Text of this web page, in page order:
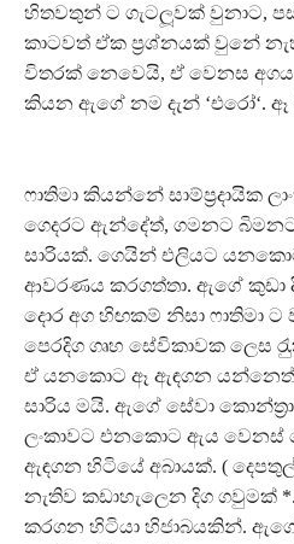
හිතවතුන් ට ගැටලූවක් වුනාට,
කාටවත් ඒක ප‍්‍රශ්නයක් වුනේ
විතරක් නෙවෙයි, ඒ වෙනස
කියන ඇගේ නම දැන් ‘එරෝ‘.
ෆාතිමා කියන්නේ සාම්ප‍්‍රදායික
ගෙදරට ඇන්දේත්, ගමනට
සාරියක්. ගෙයින් එලියට
ආවරණය කරගත්තා. ඇගේ කුඩා
දොර අග හිඟකම් නිසා ෆාතිමා ට
පෙරදිග ගෘහ සේවිකාවක ලෙස
ඒ යනකොට ඈ ඇඳගන
සාරිය මයි. ඇගේ සේවා
ලංකාවට එනකොට ඇය වෙනස්
ඇඳගන හිටියේ අබායක්. (
නැතිව කඩාහැලෙන දිග
කරගන හිටියා හිජාබයකින්.